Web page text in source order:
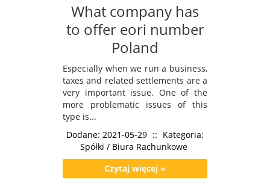
What company has
to offer eori number
Poland
Especially when we run a business,
taxes and related settlements are a
very important issue. One of the
more problematic issues of this
type is...
Dodane: 2021-05-29 :: Kategoria:
Spółki / Biura Rachunkowe
Czytaj więcej »